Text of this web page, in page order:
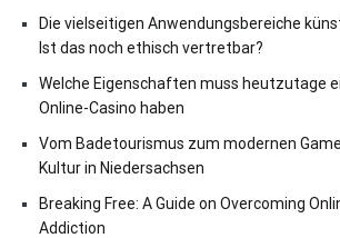
Die vielseitigen Anwendungsbereiche
Ist das noch ethisch vertretbar?
Welche Eigenschaften muss heutzutage
Online-Casino haben
Vom Badetourismus zum modernen
Kultur in Niedersachsen
Breaking Free: A Guide on Overcoming
Addiction